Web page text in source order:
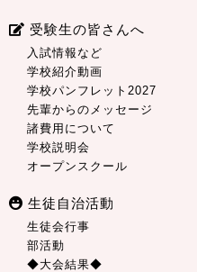
受験生の皆さんへ
入試情報など
学校紹介動画
学校パンフレット2027
先輩からのメッセージ
諸費用について
学校説明会
オープンスクール
生徒自治活動
生徒会行事
部活動
◆大会結果◆